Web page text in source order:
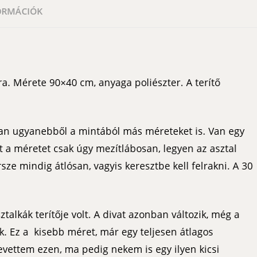
mennyiség
Mérete 90×40 cm, anyaga poliészter. A terítő
ugyanebből a mintából más méreteket is. Van egy
méretet csak úgy mezítlábosan, legyen az asztal
mindig átlósan, vagyis keresztbe kell felrakni. A 30
terítője volt. A divat azonban változik, még a
Ez a kisebb méret, már egy teljesen átlagos
ezen, ma pedig nekem is egy ilyen kicsi